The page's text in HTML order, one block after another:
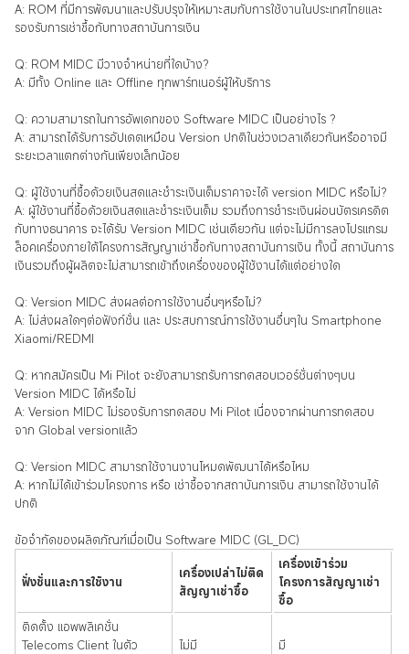
A: ROM ที่มีการพัฒนาและปรับปรุงให้เหมาะสมกับการใช้งานในประเทศไทยและ
รองรับการเช่าซื้อกับทางสถาบันการเงิน
Q: ROM MIDC มีวางจำหน่ายที่ใดบ้าง?
A: มีทั้ง Online และ Offline ทุกพาร์ทเนอร์ผู้ให้บริการ
Q: ความสามารถในการอัพเดทของ Software MIDC เป็นอย่างไร ?
A: สามารถได้รับการอัปเดตเหมือน Version ปกติในช่วงเวลาเดียวกันหรืออาจมี
ระยะเวลาแตกต่างกันเพียงเล็กน้อย
Q: ผู้ใช้งานที่ซื้อด้วยเงินสดและชำระเงินเต็มราคาจะได้ version MIDC หรือไม่?
A: ผู้ใช้งานที่ซื้อด้วยเงินสดและชำระเงินเต็ม รวมถึงการชำระเงินผ่อนบัตรเครดิต
กับทางธนาคาร จะได้รับ Version MIDC เช่นเดียวกัน แต่จะไม่มีการลงโปรแกรม
ล็อคเครื่องภายใต้โครงการสัญญาเช่าซื้อกับทางสถาบันการเงิน ทั้งนี้ สถาบันการ
เงินรวมถึงผู้ผลิตจะไม่สามารถเข้าถึงเครื่องของผู้ใช้งานได้แต่อย่างใด
Q: Version MIDC ส่งผลต่อการใช้งานอื่นๆหรือไม่?
A: ไม่ส่งผลใดๆต่อฟังก์ชั่น และ ประสบการณ์การใช้งานอื่นๆใน Smartphone
Xiaomi/REDMI
Q: หากสมัครเป็น Mi Pilot จะยังสามารถรับการทดสอบเวอร์ชั่นต่างๆบน
Version MIDC ได้หรือไม่
A: Version MIDC ไม่รองรับการทดสอบ Mi Pilot เนื่องจากผ่านการทดสอบ
จาก Global versionแล้ว
Q: Version MIDC สามารถใช้งานงานโหมดพัฒนาได้หรือไหม
A: หากไม่ได้เข้าร่วมโครงการ หรือ เช่าซื้อจากสถาบันการเงิน สามารถใช้งานได้
ปกติ
ข้อจำกัดของผลิตภัณฑ์เมื่อเป็น Software MIDC (GL_DC)
ฟั่งชั่นและการใช้งาน
เครื่องเปล่าไม่ติด
สัญญาเช่าซื้อ
เครื่องเข้าร่วม
โครงการสัญญาเช่า
ซื้อ
ติดตั้ง แอพพลิเคชั่น
Telecoms Client ในตัว
ไม่มี มี